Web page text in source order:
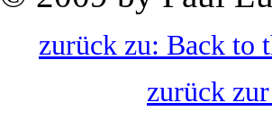
zurück zu: Back to
zurück